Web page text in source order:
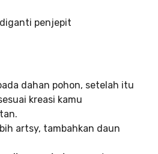
penjepit
dahan pohon, setelah itu
kreasi kamu
artsy, tambahkan daun